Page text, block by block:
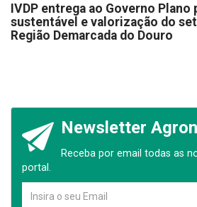
IVDP entrega ao Governo Plano
sustentável e valorização do
Região Demarcada do Douro
Newsletter
Receba por email todas as
portal.